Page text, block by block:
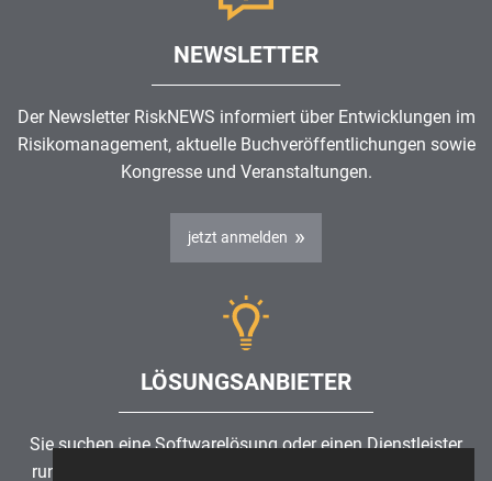
NEWSLETTER
Der Newsletter RiskNEWS informiert über Entwicklungen im
Risikomanagement, aktuelle Buchveröffentlichungen sowie
Kongresse und Veranstaltungen.
jetzt anmelden
LÖSUNGSANBIETER
Sie suchen eine Softwarelösung oder einen Dienstleister
rund um die Themen